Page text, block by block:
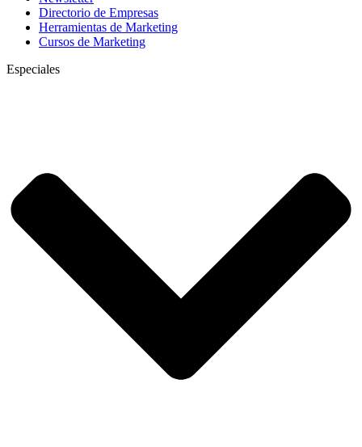
Directorio de Empresas
Herramientas de Marketing
Cursos de Marketing
Especiales